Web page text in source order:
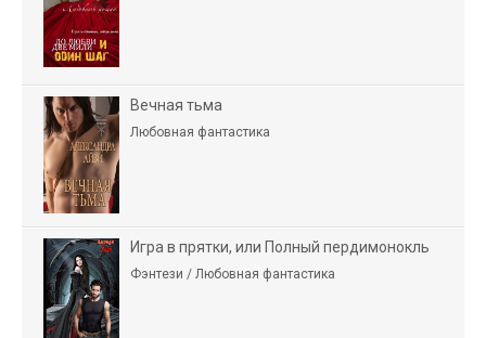
Вечная тьма
Любовная фантастика
Игра в прятки, или Полный пердимонокль
Фэнтези / Любовная фантастика